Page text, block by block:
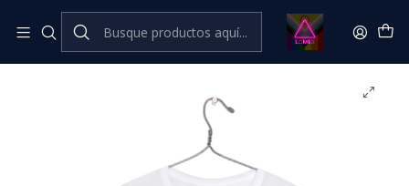
Catálogo Classic Música Classic Cyndi Lauper #2